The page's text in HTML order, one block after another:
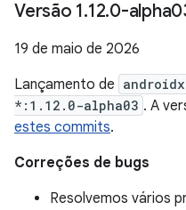
Versão 1.12.0-
19 de maio de 2026
Lançamento de
*:1.12.0-alpha03 . A
estes commits.
Correções de bugs
Resolvemos vários